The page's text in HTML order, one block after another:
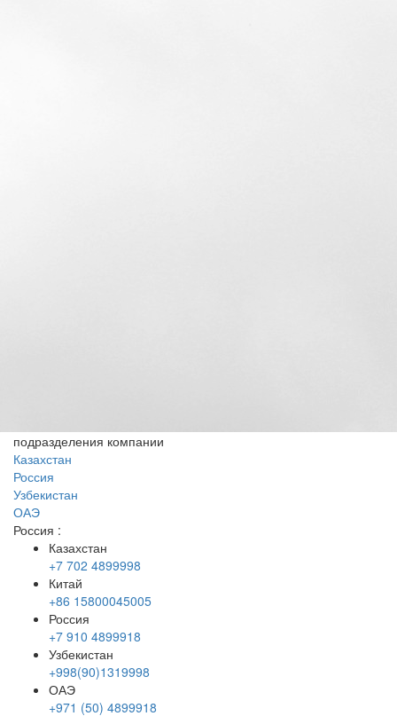
подразделения компании
Казахстан
Россия
Узбекистан
ОАЭ
Россия :
Казахстан
+7 702 4899998
Китай
+86 15800045005
Россия
+7 910 4899918
Узбекистан
+998(90)1319998
ОАЭ
+971 (50) 4899918